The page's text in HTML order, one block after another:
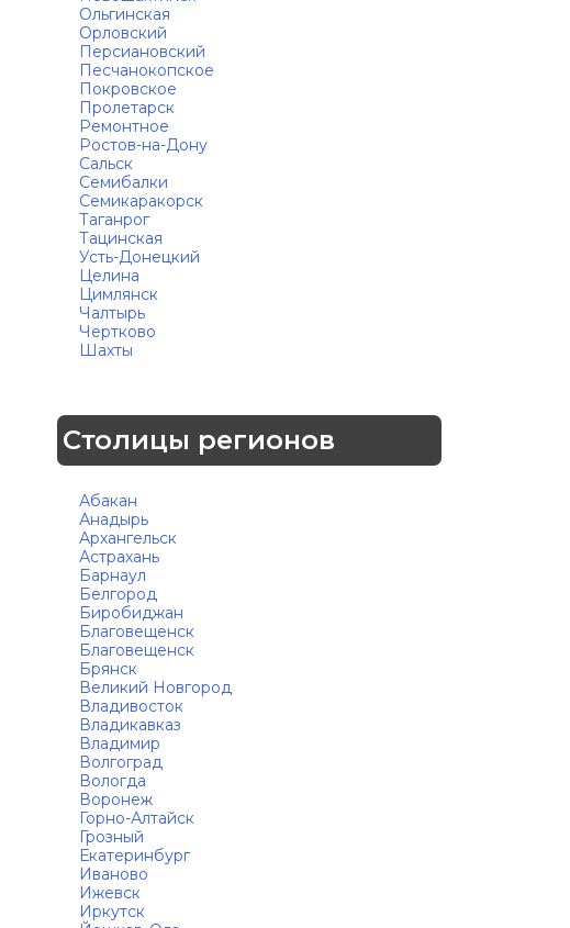
Ольгинская
Орловский
Персиановский
Песчанокопское
Покровское
Пролетарск
Ремонтное
Ростов-на-Дону
Сальск
Семибалки
Семикаракорск
Таганрог
Тацинская
Усть-Донецкий
Целина
Цимлянск
Чалтырь
Чертково
Шахты
Столицы регионов
Абакан
Анадырь
Архангельск
Астрахань
Барнаул
Белгород
Биробиджан
Благовещенск
Благовещенск
Брянск
Великий Новгород
Владивосток
Владикавказ
Владимир
Волгоград
Вологда
Воронеж
Горно-Алтайск
Грозный
Екатеринбург
Иваново
Ижевск
Иркутск